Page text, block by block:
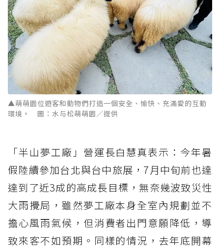
▲萌萌園位遊客和動物們打造一個安全、愉快、充滿愛的互動
環境。 圖：水与松萌萌園／提供
「半山夢工廠」營運長白慧真表示：今年暑
假陸續參加台北與台中旅展，7月中旬前也達
達到了近3成的高成長目標，無奈幾波致災性
大雨攪局，雖然夢工廠本身全室內規劃並不
擔心風雨氣候，但消費者出門意願降低，導
致來客不如預期。同樣的情況，去年底開幕